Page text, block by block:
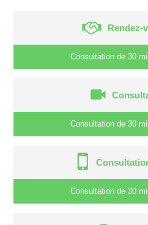
Rendez-
Consultation de 30
Consultation de 30
Consultation de 30